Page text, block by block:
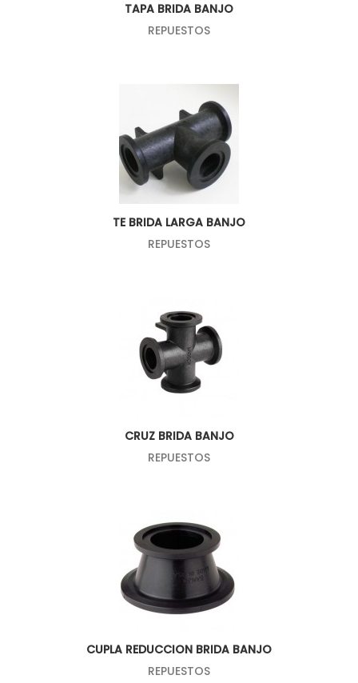
TAPA BRIDA BANJO
REPUESTOS
TE BRIDA LARGA BANJO
REPUESTOS
CRUZ BRIDA BANJO
REPUESTOS
CUPLA REDUCCION BRIDA BANJO
REPUESTOS